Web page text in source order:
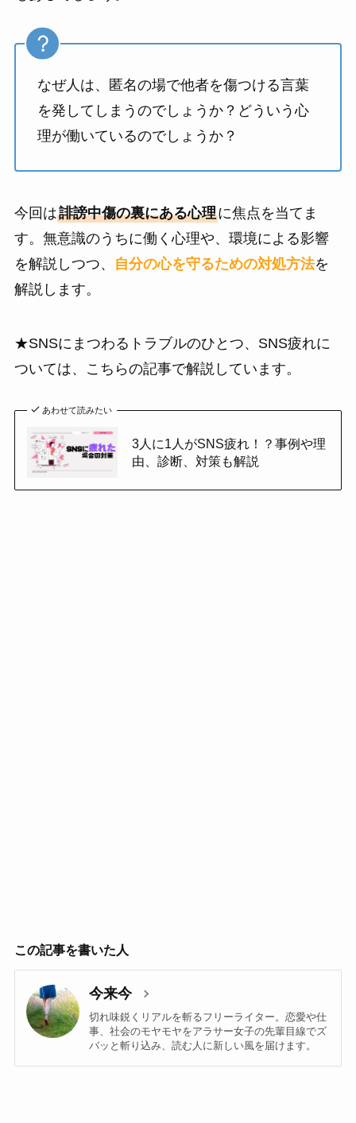
なぜ人は、匿名の場で他者を傷つける言葉
を発してしまうのでしょうか？どういう心
理が働いているのでしょうか？
今回は誹謗中傷の裏にある心理に焦点を当てま
す。無意識のうちに働く心理や、環境による影響
を解説しつつ、
自分の心を守るための対処方法を
解説します。
★SNSにまつわるトラブルのひとつ、SNS疲れに
ついては、こちらの記事で解説しています。
あわせて読みたい
3人に1人がSNS疲れ！？事例や理
由、診断、対策も解説
この記事を書いた人
今来今
切れ味鋭くリアルを斬るフリーライター。恋愛や仕
事、社会のモヤモヤをアラサー女子の先輩目線でズ
バッと斬り込み、読む人に新しい風を届けます。